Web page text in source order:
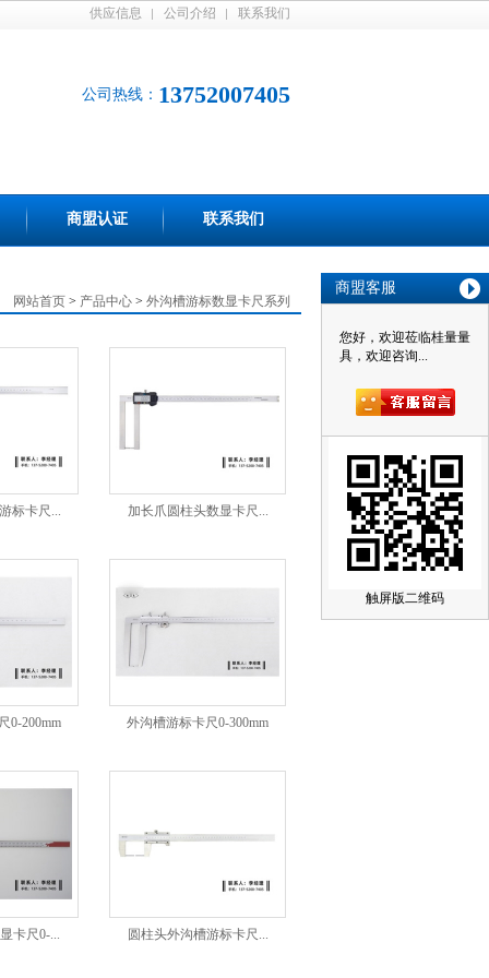
商盟客服
您好，欢迎莅临桂量量
具，欢迎咨询...
触屏版二维码
供应信息 公司介绍 联系我们
公司热线： 13752007405
商盟认证 联系我们
网站首页 > 产品中心 > 外沟槽游标数显卡尺系列
标卡尺... 加长爪圆柱头数显卡尺...
0-200mm 外沟槽游标卡尺0-300mm
卡尺0-... 圆柱头外沟槽游标卡尺...